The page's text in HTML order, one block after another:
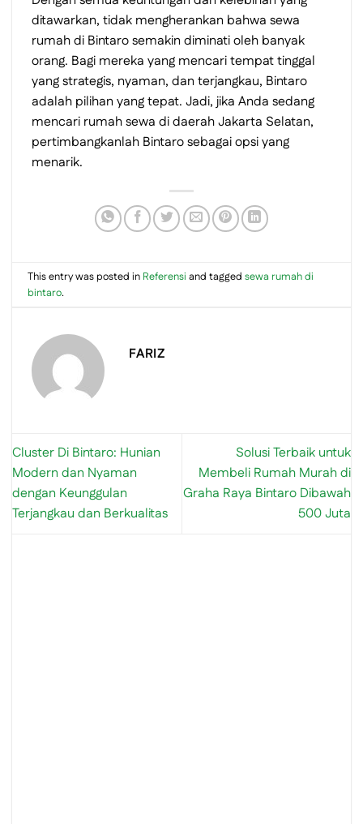
ditawarkan, tidak mengherankan bahwa sewa
rumah di Bintaro semakin diminati oleh banyak
orang. Bagi mereka yang mencari tempat tinggal
yang strategis, nyaman, dan terjangkau, Bintaro
adalah pilihan yang tepat. Jadi, jika Anda sedang
mencari rumah sewa di daerah Jakarta Selatan,
pertimbangkanlah Bintaro sebagai opsi yang
menarik.
This entry was posted in Referensi and taggedsewa rumah di
bintaro.
FARIZ
Cluster Di Bintaro: Hunian
Modern dan Nyaman
dengan Keunggulan
Terjangkau dan Berkualitas
Solusi Terbaik untuk
Membeli Rumah Murah di
Graha Raya Bintaro Dibawah
500 Juta